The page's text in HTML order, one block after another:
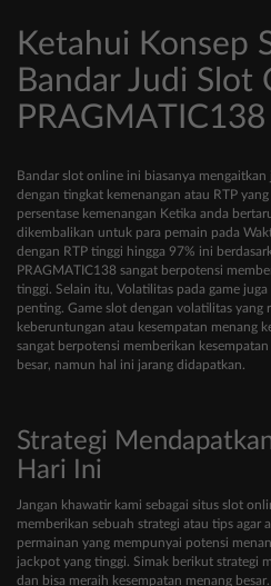
Ketahui Konsep
Bandar Judi Slot
PRAGMATIC138
Bandar slot online ini biasanya
dengan tingkat kemenangan atau RTP
persentase kemenangan Ketika anda
dikembalikan untuk para pemain pada
dengan RTP tinggi hingga 97% ini
PRAGMATIC138 sangat berpotensi
tinggi. Selain itu, Volatilitas pada game
penting. Game slot dengan volatilitas yang
keberuntungan atau kesempatan menang
sangat berpotensi memberikan
besar, namun hal ini jarang didapatkan.
Strategi
Hari Ini
Jangan khawatir kami sebagai situs slot
memberikan sebuah strategi atau tips agar
permainan yang mempunyai potensi
jackpot yang tinggi. Simak berikut strategi
dan bisa meraih kesempatan menang besar.